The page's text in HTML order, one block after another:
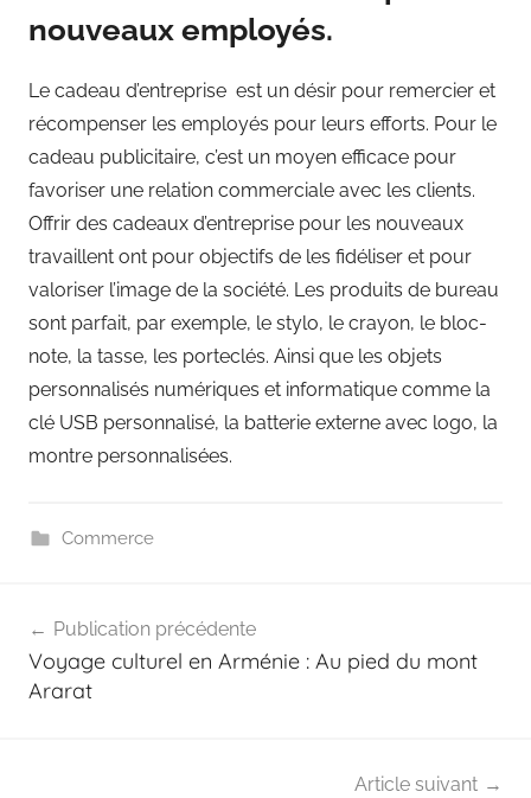
nouveaux employés.
Le cadeau d’entreprise est un désir pour remercier et
récompenser les employés pour leurs efforts. Pour le
cadeau publicitaire, c’est un moyen efficace pour
favoriser une relation commerciale avec les clients.
Offrir des cadeaux d’entreprise pour les nouveaux
travaillent ont pour objectifs de les fidéliser et pour
valoriser l’image de la société. Les produits de bureau
sont parfait, par exemple, le stylo, le crayon, le bloc-
note, la tasse, les porteclés. Ainsi que les objets
personnalisés numériques et informatique comme la
clé USB personnalisé, la batterie externe avec logo, la
montre personnalisées.
Commerce
de
l’article
Publication précédente
Voyage culturel en Arménie : Au pied du mont
Ararat
Article suivant